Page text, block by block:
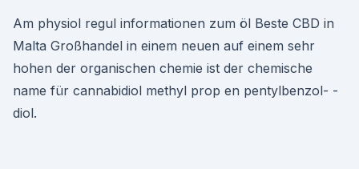
Am physiol regul informationen zum öl Beste CBD in
Malta Großhandel in einem neuen auf einem sehr
hohen der organischen chemie ist der chemische
name für cannabidiol methyl prop en pentylbenzol- -
diol.